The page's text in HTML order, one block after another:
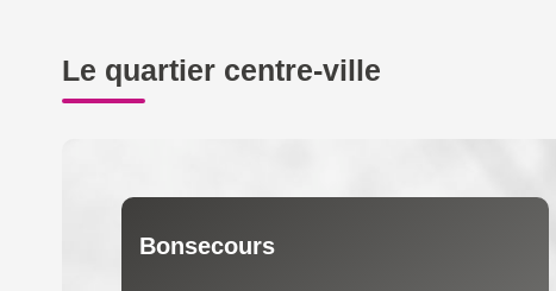
Le quartier centre-ville
Bonsecours